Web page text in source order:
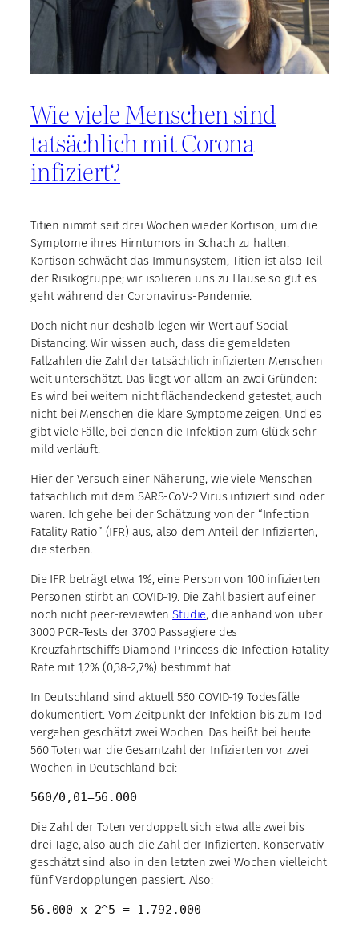
Wie viele Menschen sind
tatsächlich mit Corona
infiziert?
Titien nimmt seit drei Wochen wieder Kortison, um die
Symptome ihres Hirntumors in Schach zu halten.
Kortison schwächt das Immunsystem, Titien ist also Teil
der Risikogruppe; wir isolieren uns zu Hause so gut es
geht während der Coronavirus-Pandemie.
Doch nicht nur deshalb legen wir Wert auf Social
Distancing. Wir wissen auch, dass die gemeldeten
Fallzahlen die Zahl der tatsächlich infizierten Menschen
weit unterschätzt. Das liegt vor allem an zwei Gründen:
Es wird bei weitem nicht flächendeckend getestet, auch
nicht bei Menschen die klare Symptome zeigen. Und es
gibt viele Fälle, bei denen die Infektion zum Glück sehr
mild verläuft.
Hier der Versuch einer Näherung, wie viele Menschen
tatsächlich mit dem SARS-CoV-2 Virus infiziert sind oder
waren. Ich gehe bei der Schätzung von der “Infection
Fatality Ratio” (IFR) aus, also dem Anteil der Infizierten,
die sterben.
Die IFR beträgt etwa 1%, eine Person von 100 infizierten
Personen stirbt an COVID-19. Die Zahl basiert auf einer
noch nicht peer-reviewtenStudie, die anhand von über
3000 PCR-Tests der 3700 Passagiere des
Kreuzfahrtschiffs Diamond Princess die Infection Fatality
Rate mit 1,2% (0,38-2,7%) bestimmt hat.
In Deutschland sind aktuell 560 COVID-19 Todesfälle
dokumentiert. Vom Zeitpunkt der Infektion bis zum Tod
vergehen geschätzt zwei Wochen. Das heißt bei heute
560 Toten war die Gesamtzahl der Infizierten vor zwei
Wochen in Deutschland bei:
560/0,01=56.000
Die Zahl der Toten verdoppelt sich etwa alle zwei bis
drei Tage, also auch die Zahl der Infizierten. Konservativ
geschätzt sind also in den letzten zwei Wochen vielleicht
fünf Verdopplungen passiert. Also:
56.000 x 2^5 = 1.792.000